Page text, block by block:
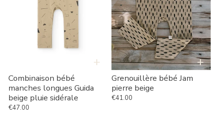
+
Combinaison bébé
manches longues Guida
beige pluie sidérale
Prix habituel
€47.00
+
Grenouillère bébé Jam
pierre beige
Prix habituel
€41.00